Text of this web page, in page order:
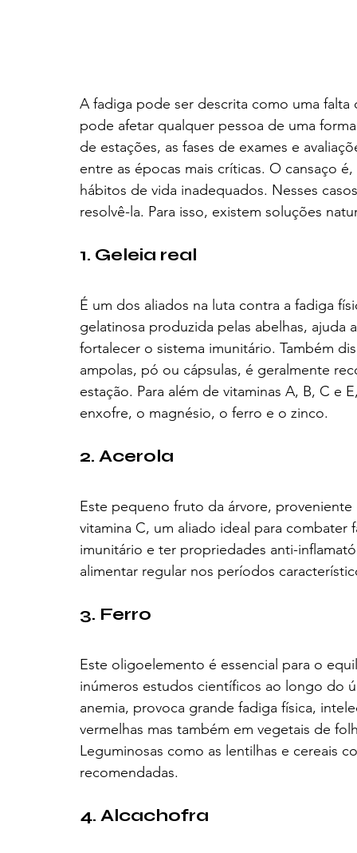
A fadiga pode ser descrita como uma
pode afetar qualquer pessoa de uma
de estações, as fases de exames e
entre as épocas mais críticas. O cansaço
hábitos de vida inadequados. Nesses
resolvê-la. Para isso, existem soluções
1. Geleia real
É um dos aliados na luta contra a fadiga
gelatinosa produzida pelas abelhas,
fortalecer o sistema imunitário. Também
ampolas, pó ou cápsulas, é geralmente
estação. Para além de vitaminas A, B, C e
enxofre, o magnésio, o ferro e o zinco.
2. Acerola
Este pequeno fruto da árvore,
vitamina C, um aliado ideal para
imunitário e ter propriedades anti-
alimentar regular nos períodos
3. Ferro
Este oligoelemento é essencial para o
inúmeros estudos científicos ao longo do
anemia, provoca grande fadiga física,
vermelhas mas também em vegetais de
Leguminosas como as lentilhas e cereais
recomendadas.
4. Alcachofra